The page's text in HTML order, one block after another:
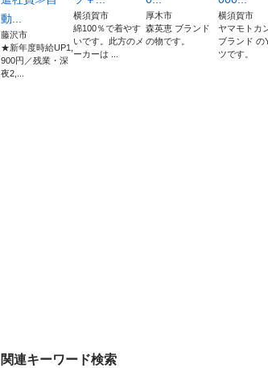
動...
藤沢市
★新年度時給UP1,
900円／残業・深
夜2,...
横須賀市
綿100％で着やす
いです。此方のメ
ーカーは ...
厚木市
森英恵 ブランド
の物です。
横須賀市
ヤマモトカ
ブランド の
ツです。
関連キーワード検索